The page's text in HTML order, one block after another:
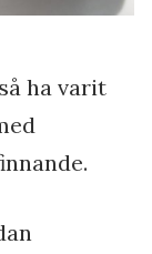
ha varit